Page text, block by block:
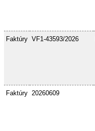
Faktúry VF1-43593/2026
Faktúry 20260609